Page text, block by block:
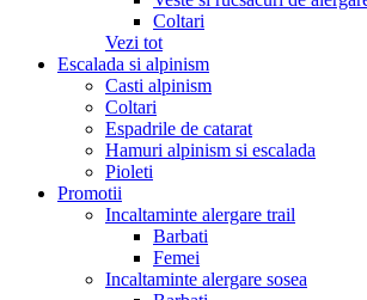
Coltari
Vezi tot
Escalada si alpinism
Casti alpinism
Coltari
Espadrile de catarat
Hamuri alpinism si escalada
Pioleti
Promotii
Incaltaminte alergare trail
Barbati
Femei
Incaltaminte alergare sosea